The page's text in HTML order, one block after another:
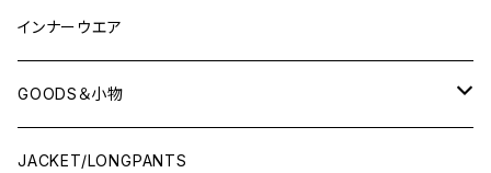
SHORT-SLEEVEプラシャツ
NO-SLEEVE
Tシャツ(オフコート)
インナーウエア
GOODS＆小物
シューズ袋
JACKET/LONGPANTS